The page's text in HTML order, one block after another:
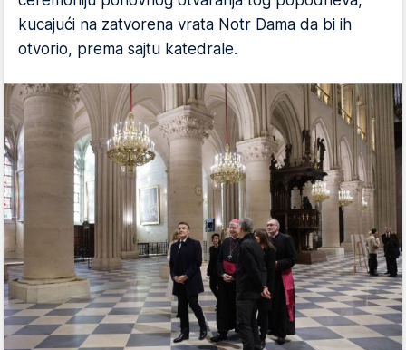
kucajući na zatvorena vrata Notr Dama da bi ih
otvorio, prema sajtu katedrale.